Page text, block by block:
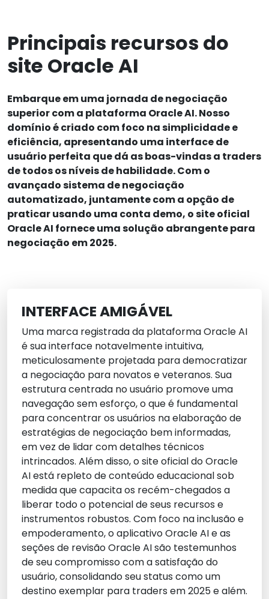
Principais recursos do
site Oracle AI
Embarque em uma jornada de negociação
superior com a plataforma Oracle AI. Nosso
domínio é criado com foco na simplicidade e
eficiência, apresentando uma interface de
usuário perfeita que dá as boas-vindas a traders
de todos os níveis de habilidade. Com o
avançado sistema de negociação
automatizado, juntamente com a opção de
praticar usando uma conta demo, o site oficial
Oracle AI fornece uma solução abrangente para
negociação em 2025.
INTERFACE AMIGÁVEL
Uma marca registrada da plataforma Oracle AI
é sua interface notavelmente intuitiva,
meticulosamente projetada para democratizar
a negociação para novatos e veteranos. Sua
estrutura centrada no usuário promove uma
navegação sem esforço, o que é fundamental
para concentrar os usuários na elaboração de
estratégias de negociação bem informadas,
em vez de lidar com detalhes técnicos
intrincados. Além disso, o site oficial do Oracle
AI está repleto de conteúdo educacional sob
medida que capacita os recém-chegados a
liberar todo o potencial de seus recursos e
instrumentos robustos. Com foco na inclusão e
empoderamento, o aplicativo Oracle AI e as
seções de revisão Oracle AI são testemunhos
de seu compromisso com a satisfação do
usuário, consolidando seu status como um
destino exemplar para traders em 2025 e além.